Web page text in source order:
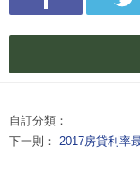
自訂分類：
下一則： 2017房貸利率